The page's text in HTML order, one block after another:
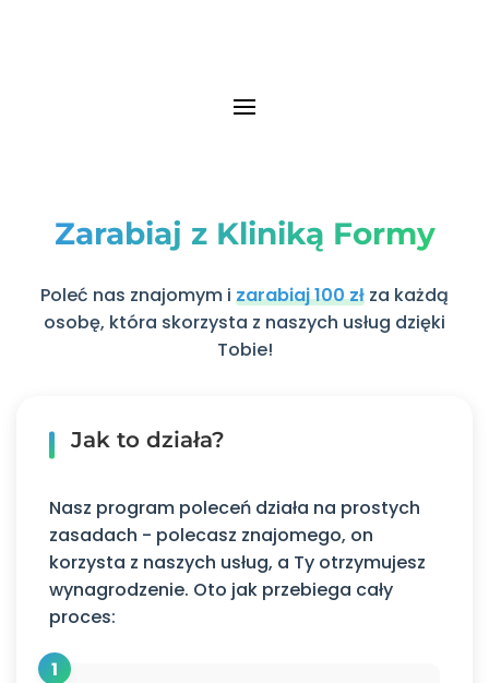
Zarabiaj z Kliniką Formy
Poleć nas znajomym i zarabiaj 100 zł za każdą
osobę, która skorzysta z naszych usług dzięki
Tobie!
Jak to działa?
Nasz program poleceń działa na prostych
zasadach - polecasz znajomego, on
korzysta z naszych usług, a Ty otrzymujesz
wynagrodzenie. Oto jak przebiega cały
proces:
1